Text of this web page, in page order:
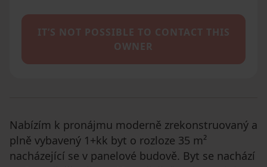
IT’S NOT POSSIBLE TO CONTACT THIS
OWNER
Nabízím k pronájmu moderně zrekonstruovaný a
plně vybavený 1+kk byt o rozloze 35 m²
nacházející se v panelové budově. Byt se nachází